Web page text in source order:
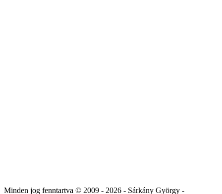
Minden jog fenntartva © 2009 - 2026 - Sárkány György -